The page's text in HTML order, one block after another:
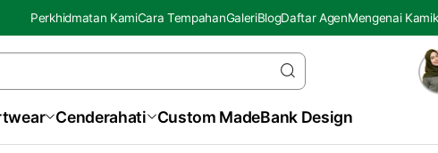
Perkhidmatan KamiCara TempahanGaleriBlogDaftar AgenMengenai Kami
Cenderahati Custom MadeBank Design